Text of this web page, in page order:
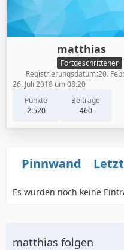
matthias
Fortgeschrittener
Punkte
2.520
Beiträge
460
Registrierungsdatum 20.
26. Juli 2018 um 08:20
Pinnwand
Es wurden noch keine
matthias folgen